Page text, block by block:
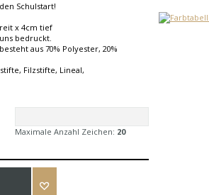
Schulstart!
x 4cm tief
bedruckt.
aus 70% Polyester, 20%
Filzstifte, Lineal,
Maximale Anzahl Zeichen: 20